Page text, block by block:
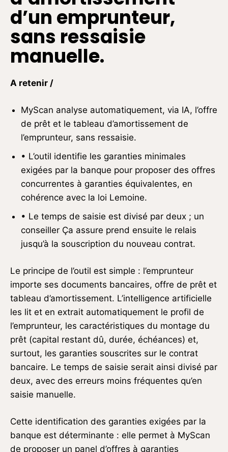
d’un emprunteur,
sans ressaisie
manuelle.
A retenir /
MyScan analyse automatiquement, via IA, l’offre
de prêt et le tableau d’amortissement de
l’emprunteur, sans ressaisie.
• L’outil identifie les garanties minimales
exigées par la banque pour proposer des offres
concurrentes à garanties équivalentes, en
cohérence avec la loi Lemoine.
• Le temps de saisie est divisé par deux ; un
conseiller Ça assure prend ensuite le relais
jusqu’à la souscription du nouveau contrat.
Le principe de l’outil est simple : l’emprunteur
importe ses documents bancaires, offre de prêt et
tableau d’amortissement. L’intelligence artificielle
les lit et en extrait automatiquement le profil de
l’emprunteur, les caractéristiques du montage du
prêt (capital restant dû, durée, échéances) et,
surtout, les garanties souscrites sur le contrat
bancaire. Le temps de saisie serait ainsi divisé par
deux, avec des erreurs moins fréquentes qu’en
saisie manuelle.
Cette identification des garanties exigées par la
banque est déterminante : elle permet à MyScan
de proposer un panel d’offres à garanties